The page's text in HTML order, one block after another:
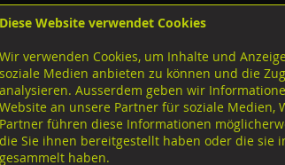
Lagerstrasse 8
Tel. 043 455 20 30
FB
IG
Lieferinfo Infos/Downloads
u. Sicherungsscheiben
Diese Website verwendet Cookies
Wir verwenden Cookies, um Inhalte und
soziale Medien anbieten zu können und die
analysieren. Ausserdem geben wir
Website an unsere Partner für soziale Medien,
Partner führen diese Informationen
die Sie ihnen bereitgestellt haben oder die sie
gesammelt haben.